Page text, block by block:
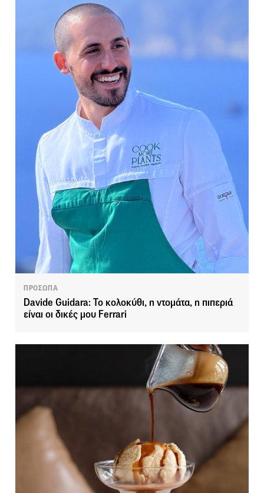
ΠΡΟΣΩΠΑ
Davide Guidara: Το κολοκύθι, η ντομάτα, η πιπεριά
είναι οι δικές μου Ferrari